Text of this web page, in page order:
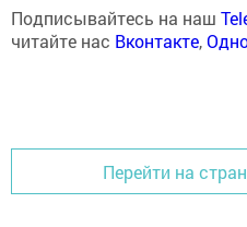
Подписывайтесь на наш
читайте нас Вконтакте,
Перейти на